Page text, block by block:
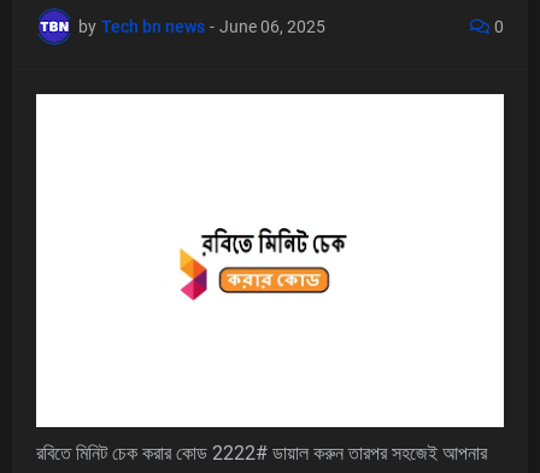
by Tech bn news - June 06, 2025 0
রবিতে মিনিট চেক করার কোড 2222# ডায়াল করুন তারপর সহজেই আপনার